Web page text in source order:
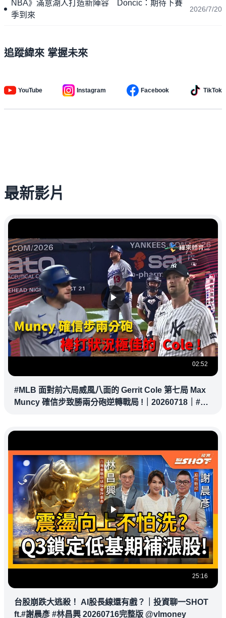
NBA》滿意湖人打造新陣容 Doncic：期待下賽
季到來
2026/7/20
追蹤緯來 掌握未來
YouTube Instagram Facebook TikTok
最新影片
02:52
#MLB 面對前六局威風八面的 Gerrit Cole 第七局 Max
Muncy 確信步致勝兩分砲逆轉戰局 !｜20260718｜#洛
25:16
台股崩跌大逃殺！ AI股長線還有戲？｜投資聊一SHOT
ft.#謝晨彥 #林昌興 20260716完整版 @vlmoney